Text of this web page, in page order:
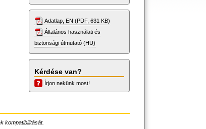
Adatlap, EN (PDF, 631 KB)
Általános használati és
biztonsági útmutató (HU)
Kérdése van?
Írjon nekünk most!
kompatibilitását.